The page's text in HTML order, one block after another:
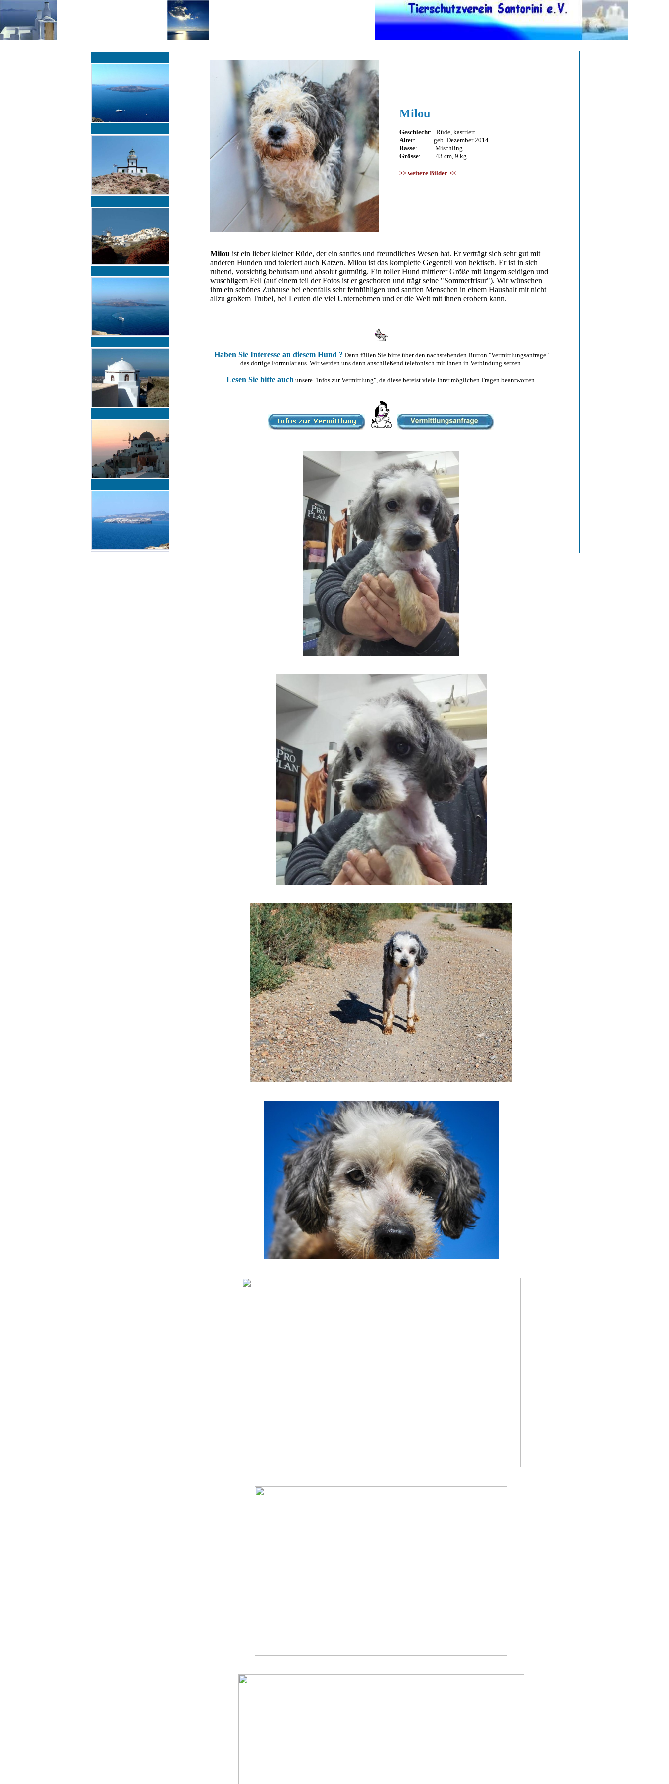
Milou
Geschlecht: Rüde, kastriert
Alter: geb. Dezember 2014
Rasse: Mischling
Grösse: 43 cm, 9 kg
>> weitere Bilder <<
Milou ist ein lieber kleiner Rüde, der ein sanftes und freundliches Wesen hat. Er verträgt sich sehr gut mit
anderen Hunden und toleriert auch Katzen. Milou ist das komplette Gegenteil von hektisch. Er ist in sich
ruhend, vorsichtig behutsam und absolut gutmütig. Ein toller Hund mittlerer Größe mit langem seidigen und
wuschligem Fell (auf einem teil der Fotos ist er geschoren und trägt seine "Sommerfrisur"). Wir wünschen
ihm ein schönes Zuhause bei ebenfalls sehr feinfühligen und sanften Menschen in einem Haushalt mit nicht
allzu großem Trubel, bei Leuten die viel Unternehmen und er die Welt mit ihnen erobern kann.
Haben Sie Interesse an diesem Hund ? Dann füllen Sie bitte über den nachstehenden Button "Vermittlungsanfrage"
das dortige Formular aus. Wir werden uns dann anschließend telefonisch mit Ihnen in Verbindung setzen.
Lesen Sie bitte auchunsere "Infos zur Vermittlung", da diese bereist viele Ihrer möglichen Fragen beantworten.